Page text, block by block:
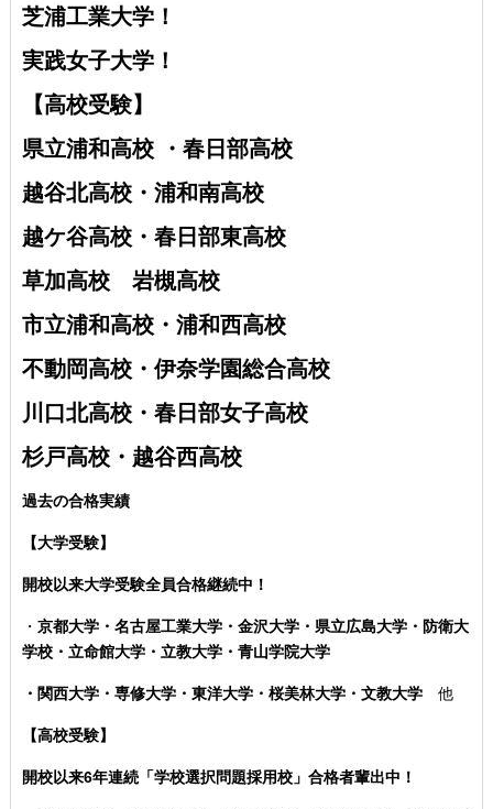
芝浦工業大学！
実践女子大学！
【高校受験】
県立浦和高校 ・ 春日部高校
越谷北高校・ 浦和南高校
越ケ谷高校・ 春日部東高校
草加高校 岩槻高校
市立浦和高校・浦和西高校
不動岡高校・伊奈学園総合高校
川口北高校・春日部女子高校
杉戸高校・越谷西高校
過去の合格実績
【大学受験】
開校以来大学受験全員合格継続中！
・ 京都大学・名古屋工業大学・金沢大学・県立広島大学・防衛大
学校・立命館大学・立教大学・青山学院大学
・関西大学・専修大学・東洋大学・桜美林大学・文教大学 他
【高校受験】
開校以来6年連続「学校選択問題採用校」合格者輩出中！